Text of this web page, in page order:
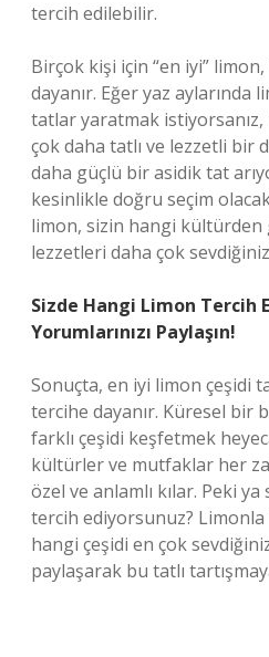
tercih edilebilir.
Birçok kişi için “en iyi”
dayanır. Eğer yaz aylarında
tatlar yaratmak istiyorsanız,
çok daha tatlı ve lezzetli bir
daha güçlü bir asidik tat
kesinlikle doğru seçim
limon, sizin hangi kültürden
lezzetleri daha çok
Sizde Hangi Limon Tercih
Yorumlarınızı Paylaşın!
Sonuçta, en iyi limon çeşidi
tercihe dayanır. Küresel bir
farklı çeşidi keşfetmek
kültürler ve mutfaklar her
özel ve anlamlı kılar. Peki
tercih ediyorsunuz?
hangi çeşidi en çok
paylaşarak bu tatlı